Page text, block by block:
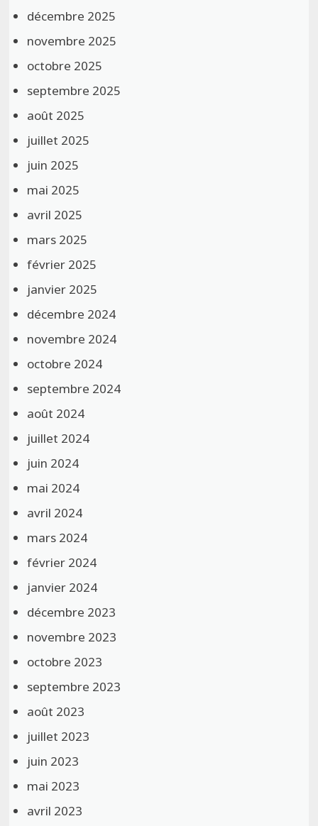
décembre 2025
novembre 2025
octobre 2025
septembre 2025
août 2025
juillet 2025
juin 2025
mai 2025
avril 2025
mars 2025
février 2025
janvier 2025
décembre 2024
novembre 2024
octobre 2024
septembre 2024
août 2024
juillet 2024
juin 2024
mai 2024
avril 2024
mars 2024
février 2024
janvier 2024
décembre 2023
novembre 2023
octobre 2023
septembre 2023
août 2023
juillet 2023
juin 2023
mai 2023
avril 2023